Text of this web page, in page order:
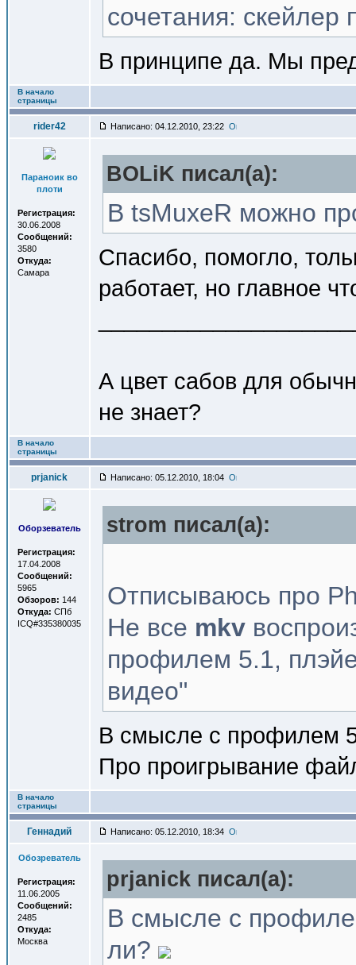
сочетания: скейлер
В принципе да. Мы
В начало
страницы
rider42 Написано: 04.12.2010, 23:22
Параноик во
плоти
Регистрация:
30.06.2008
Сообщений:
3580
Откуда:
Самара
BOLiK писал(a):
В tsMuxeR можно
Спасибо, помогло,
работает, но главное
А цвет сабов для
не знает?
В начало
страницы
prjanick Написано: 05.12.2010, 18:04
Оборзеватель
Регистрация:
17.04.2008
Сообщений:
5965
Обзоров: 144
Откуда: СПб
ICQ#335380035
strom писал(a):
Отписываюсь про
Не все mkv
профилем 5.1,
видео"
В смысле с профилем
Про проигрывание
В начало
страницы
Геннадий Написано: 05.12.2010, 18:34
Обозреватель
Регистрация:
11.06.2005
Сообщений:
2485
Откуда:
Москва
prjanick писал(a):
В смысле с
ли?